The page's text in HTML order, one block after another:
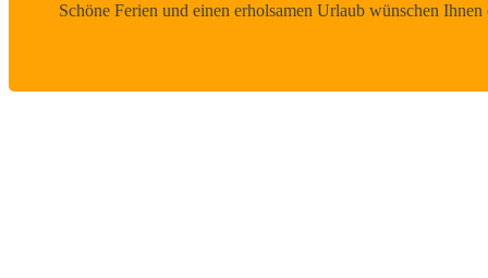
Schöne Ferien und einen erholsamen Urlaub wünschen